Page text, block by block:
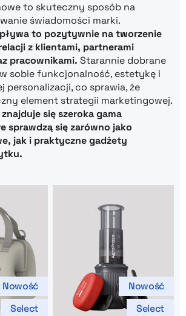
to skuteczny sposób na
świadomości marki.
to pozytywnie na tworzenie
z klientami, partnerami
pracownikami. Starannie dobrane
sobie funkcjonalność, estetykę i
personalizacji, co sprawia, że
element strategii marketingowej.
się szeroka gama
sprawdzą się zarówno jako
jak i praktyczne gadżety
Nowość
Select
Nowość
Select